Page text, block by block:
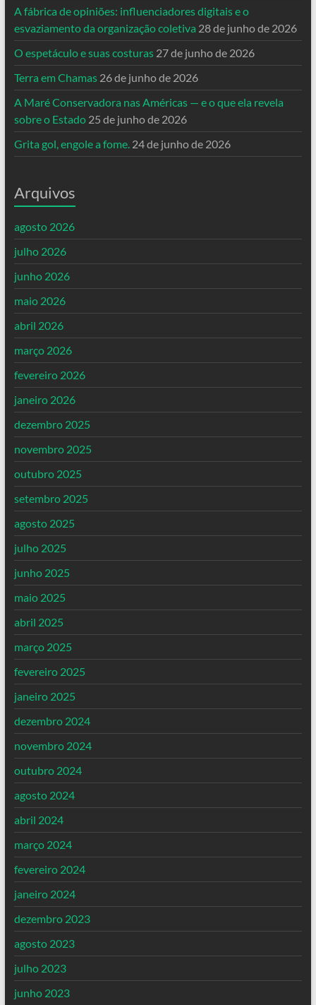
A fábrica de opiniões: influenciadores digitais e o
esvaziamento da organização coletiva 28 de junho de 2026
O espetáculo e suas costuras 27 de junho de 2026
Terra em Chamas 26 de junho de 2026
A Maré Conservadora nas Américas — e o que ela revela
sobre o Estado 25 de junho de 2026
Grita gol, engole a fome. 24 de junho de 2026
Arquivos
agosto 2026
julho 2026
junho 2026
maio 2026
abril 2026
março 2026
fevereiro 2026
janeiro 2026
dezembro 2025
novembro 2025
outubro 2025
setembro 2025
agosto 2025
julho 2025
junho 2025
maio 2025
abril 2025
março 2025
fevereiro 2025
janeiro 2025
dezembro 2024
novembro 2024
outubro 2024
agosto 2024
abril 2024
março 2024
fevereiro 2024
janeiro 2024
dezembro 2023
agosto 2023
julho 2023
junho 2023